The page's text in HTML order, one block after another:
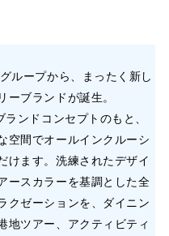
ループから、まったく新し
ーブランドが誕生。
ンドコンセプトのもと、
空間でオールインクルーシ
けます。洗練されたデザイ
ースカラーを基調とした全
クゼーションを、ダイニン
地ツアー、アクティビティ